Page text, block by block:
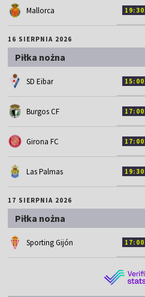
Mallorca 19:30
16 SIERPNIA 2026
Piłka nożna
SD Eibar 15:00
Burgos CF 17:00
Girona FC 17:00
Las Palmas 19:30
17 SIERPNIA 2026
Piłka nożna
Sporting Gijón 17:00